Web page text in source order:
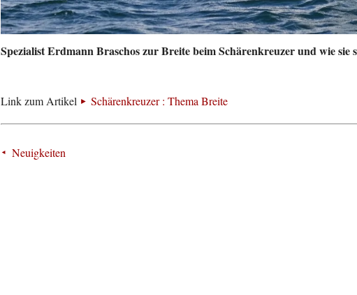
Spezialist Erdmann Braschos zur Breite beim Schärenkreuzer und wie sie
Link zum Artikel Schärenkreuzer : Thema Breite
Neuigkeiten